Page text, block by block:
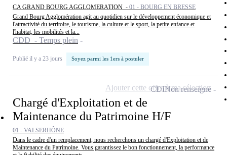
CA GRAND BOURG AGGLOMERATION - 01 - BOURG EN BRESSE
Grand Bourg Agglomération agit au quotidien sur le développement économique et
l'attractivité du territoire, le tourisme, la culture et le sport, la petite enfance et
l'habitat, les mobilités et la...
CDD - Temps plein
Publié il y a 23 jours Soyez parmi les 1ers à postuler
Chargé d'Exploitation et de
Maintenance du Patrimoine H/F
01 - VALSERHÔNE
Dans le cadre d'un remplacement, nous recherchons un chargé d'Exploitation et de
Maintenance du Patrimoine. Vous garantissez le bon fonctionnement, la performance
CDINon renseigné
Ajouter cette offre à ma sélection